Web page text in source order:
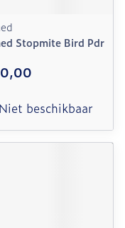
Stopmite Bird Pdr
beschikbaar